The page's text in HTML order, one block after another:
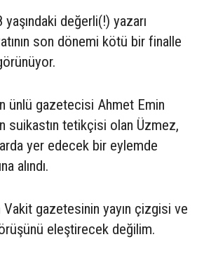
değerli(!) yazarı
son dönemi kötü bir finalle
ünlü gazetecisi Ahmet Emin
suikastın tetikçisi olan Üzmez,
yer edecek bir eylemde
alındı.
gazetesinin yayın çizgisi ve
eleştirecek değilim.